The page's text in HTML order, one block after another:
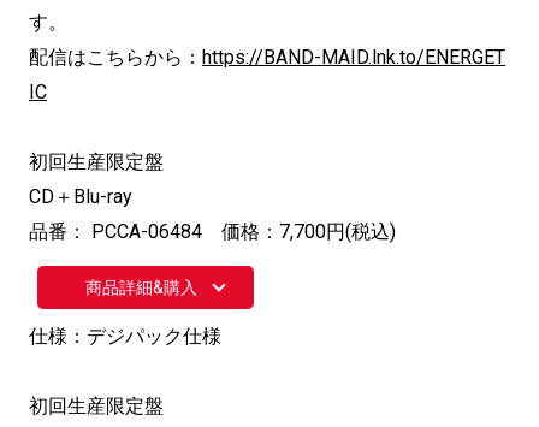
す。
配信はこちらから： https://BAND-MAID.lnk.to/ENERGET
IC
初回生産限定盤
CD＋Blu-ray
品番： PCCA-06484 価格：7,700円(税込)
商品詳細&購入
仕様：デジパック仕様
初回生産限定盤